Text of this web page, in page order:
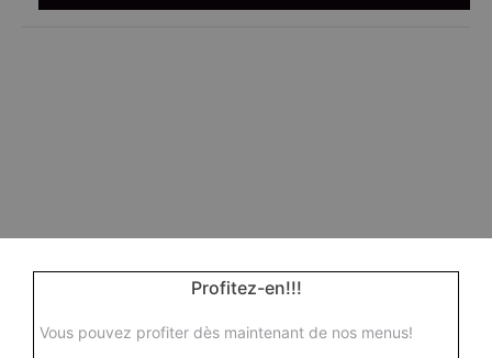
Profitez-en!!!
Vous pouvez profiter dès maintenant de nos menus!